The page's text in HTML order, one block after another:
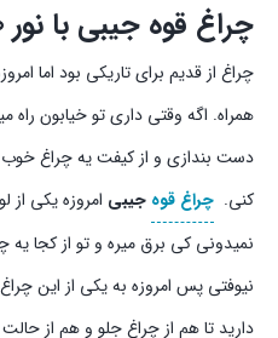
چراغ قوه جیبی با نور 360 درجه
چراغ از قدیم برای تاریکی بود اما
همراه. اگه وقتی داری تو خیابون راه
دست بندازی و از کیفت یه چراغ
کنی. چراغ قوه جیبی امروزه یکی از
نمیدونی کی برق میره و تو از کجا یه
دارید تا هم از چراغ جلو و هم از حالت 360 درجه آن استفاده کنید.